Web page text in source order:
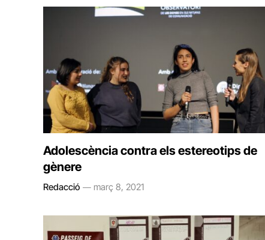
Adolescència contra els estereotips de
gènere
Redacció març 8, 2021